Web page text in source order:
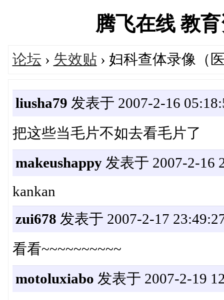
腾飞在线 教
论坛 › 失效贴 › 妇科查体录像（
liusha79 发表于 2007-2-16
把这些当毛片不如去看毛片了
makeushappy发表于 2007-2-16
kankan
zui678 发表于 2007-2-17
看看~~~~~~~~~~
motoluxiabo 发表于 2007-2-19